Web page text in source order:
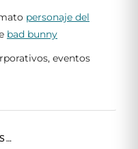
personaje del
bad bunny
eventos